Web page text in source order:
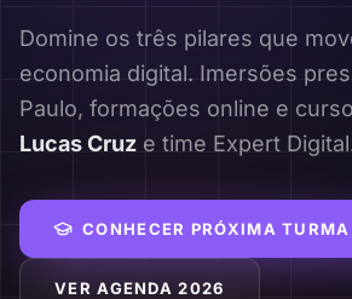
Domine os três pilares que
economia digital. Imersões
Paulo, formações online e
Lucas Cruz e time Expert
CONHECER PRÓXIMA TURMA
VER AGENDA 2026